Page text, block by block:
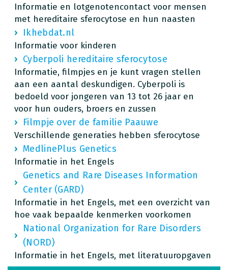
Informatie en lotgenotencontact voor mensen
met hereditaire sferocytose en hun naasten
Ikhebdat.nl
Informatie voor kinderen
Cyberpoli hereditaire sferocytose
Informatie, filmpjes en je kunt vragen stellen
aan een aantal deskundigen. Cyberpoli is
bedoeld voor jongeren van 13 tot 26 jaar en
voor hun ouders, broers en zussen
Filmpje over de familie Paauwe
Verschillende generaties hebben sferocytose
MedlinePlus Genetics
Informatie in het Engels
Genetics and Rare Diseases Information
Center (GARD)
Informatie in het Engels, met een overzicht van
hoe vaak bepaalde kenmerken voorkomen
National Organization for Rare Disorders
(NORD)
Informatie in het Engels, met literatuuropgaven